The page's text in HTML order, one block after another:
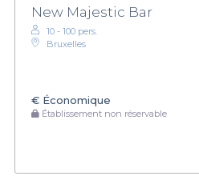
New Majestic Bar
10 - 100 pers.
Bruxelles
€ Économique
Établissement non réservable